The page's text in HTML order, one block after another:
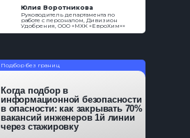
Юлия Воротникова
Руководитель департамента по
работе с персоналом, Дивизион
Удобрения, ООО «МХК «ЕвроХим»»
Когда подбор в
информационной безопасности
в опасности: как закрывать 70%
вакансий инженеров 1й линии
через стажировку
Подбор без границ